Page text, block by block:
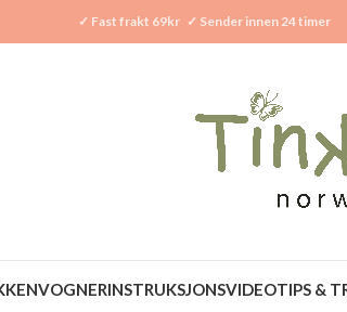
✓ Fast frakt 69kr ✓ Sender innen 24 timer
VOGNERINSTRUKSJONSVIDEOTIPS &